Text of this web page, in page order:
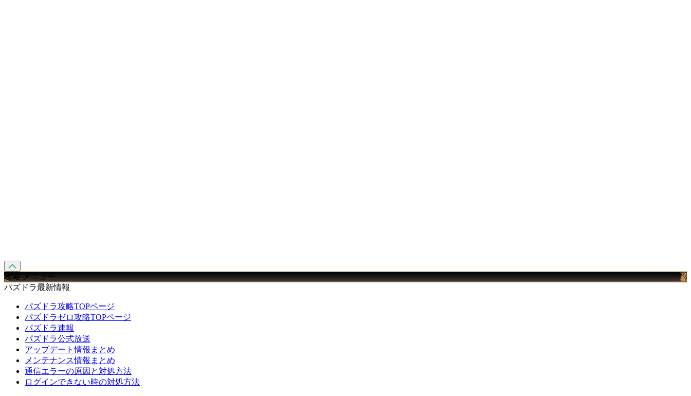
攻略 メニュー
パズドラ最新情報
パズドラ攻略TOPページ
パズドラゼロ攻略TOPページ
パズドラ速報
パズドラ公式放送
アップデート情報まとめ
メンテナンス情報まとめ
通信エラーの原因と対処方法
ログインできない時の対処方法